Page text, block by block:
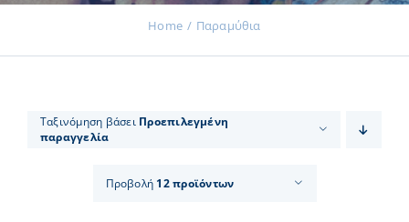
Νέα
Home Παραμύθια
Ταξινόμηση βάσει Προεπιλεγμένη
παραγγελία
Προβολή 12 προϊόντων